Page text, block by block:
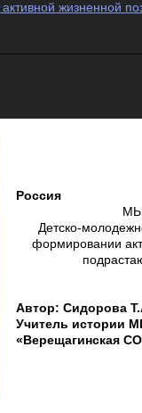
жизненной
Россия
Детско-
формировании
Автор: Сидорова
Учитель истории
«Верещагинская